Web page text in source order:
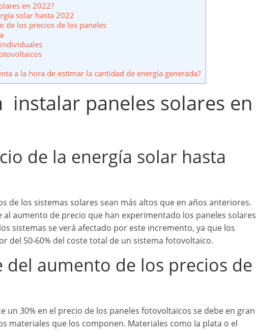
en 2022?
solar hasta 2022
de los precios de los paneles
a la hora de estimar la cantidad de energía generada?
instalar paneles solares en
de la energía solar hasta
de los sistemas solares sean más altos que en años anteriores.
aumento de precio que han experimentado los paneles solares
sistemas se verá afectado por este incremento, ya que los
del 50-60% del coste total de un sistema fotovoltaico.
del aumento de los precios de
un 30% en el precio de los paneles fotovoltaicos se debe en gran
materiales que los componen. Materiales como la plata o el